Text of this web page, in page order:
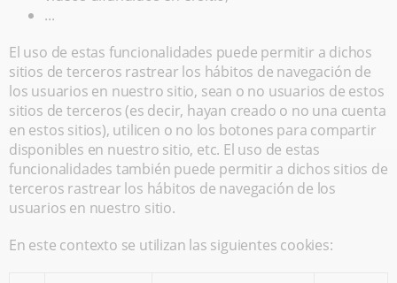
...
El uso de estas funcionalidades puede permitir a dichos
sitios de terceros rastrear los hábitos de navegación de
los usuarios en nuestro sitio, sean o no usuarios de estos
sitios de terceros (es decir, hayan creado o no una cuenta
en estos sitios), utilicen o no los botones para compartir
disponibles en nuestro sitio, etc. El uso de estas
funcionalidades también puede permitir a dichos sitios de
terceros rastrear los hábitos de navegación de los
usuarios en nuestro sitio.
En este contexto se utilizan las siguientes cookies: